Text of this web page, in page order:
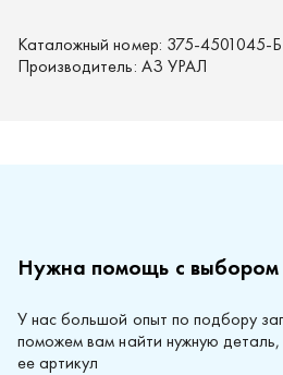
Каталожный номер: 375-4501045-Б
Производитель: АЗ УРАЛ
Нужна помощь с выбором
У нас большой опыт по подбору
поможем вам найти нужную
ее артикул